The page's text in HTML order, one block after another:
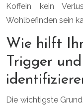
Koffein kein
Wohlbefinden sein
Wie hilft
Trigger
Die wichtigste